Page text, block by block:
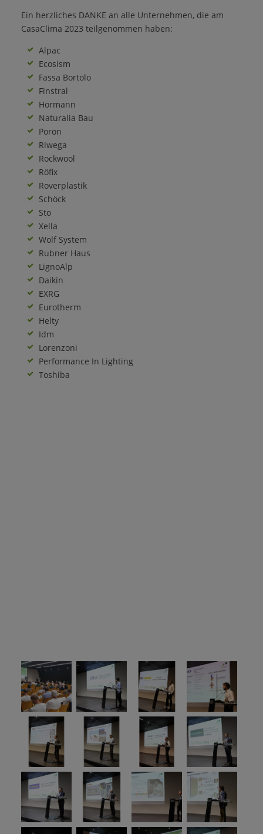
Ein herzliches DANKE an alle Unternehmen, die am
CasaClima 2023 teilgenommen haben:
Alpac
Ecosism
Fassa Bortolo
Finstral
Hörmann
Naturalia Bau
Poron
Riwega
Rockwool
Röfix
Roverplastik
Schöck
Sto
Xella
Wolf System
Rubner Haus
LignoAlp
Daikin
EXRG
Eurotherm
Helty
Idm
Lorenzoni
Performance In Lighting
Toshiba